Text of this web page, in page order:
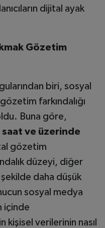
dijital ayak
Gözetim
biri, sosyal
farkındalığı
Buna göre,
saat ve üzerinde
gözetim
düzeyi, diğer
şekilde daha düşük
sosyal medya
içinde
kişisel verilerinin nasıl